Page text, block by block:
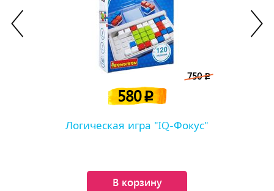
750p
580p
Логическая игра "IQ-Фокус"
В корзину